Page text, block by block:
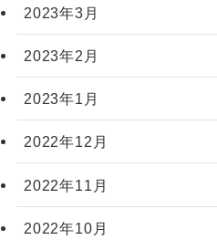
2023年3月
2023年2月
2023年1月
2022年12月
2022年11月
2022年10月